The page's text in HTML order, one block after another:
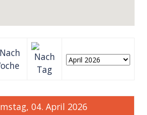
04. April 2026